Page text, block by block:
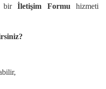
birİletişim Formu hizmeti